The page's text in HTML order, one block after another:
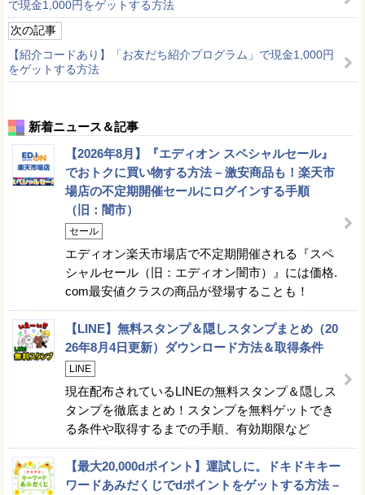
で現金1,000円をゲットする方法
次の記事
【紹介コードあり】「お友だち紹介プログラム」で現金1,000円
をゲットする方法
新着ニュース＆記事
【2026年8月】『エディオン スペシャルセール』
でおトクに買い物する方法 – 激安商品も！楽天市
場店の不定期開催セールにログインする手順
（旧：闇市）
セール
エディオン楽天市場店で不定期開催される『スペ
シャルセール（旧：エディオン闇市）』には価格.
com最安値クラスの商品が登場することも！
【LINE】無料スタンプ＆隠しスタンプまとめ（20
26年8月4日更新）ダウンロード方法＆取得条件
LINE
現在配布されているLINEの無料スタンプ＆隠しス
タンプを徹底まとめ！スタンプを無料ゲットでき
る条件や取得するまでの手順、有効期限など
【最大20,000dポイント】運試しに。ドキドキキー
ワードあみだくじでdポイントをゲットする方法 –